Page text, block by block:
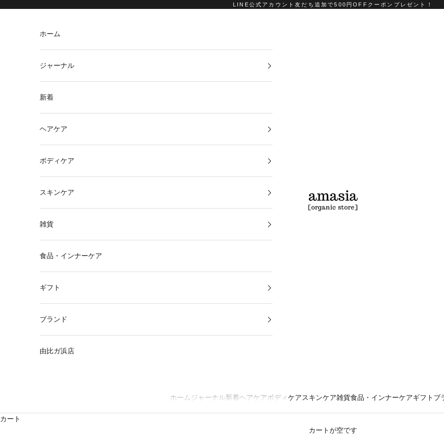
LINE公式アカウント友だち追加で500円OFFクーポンプレゼント！
amasia organic store
ホーム ジャーナル新着ヘアケアボディケアスキンケア雑貨食品・インナーケアギフト ブ
ホーム
ジャーナル
新着
ヘアケア
ボディケア
スキンケア
雑貨
食品・インナーケア
ギフト
ブランド
由比ガ浜店
カート
カートが空です